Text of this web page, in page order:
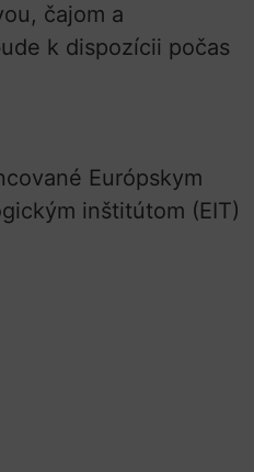
čajom a
k dispozícii počas
Európskym
inštitútom (EIT)